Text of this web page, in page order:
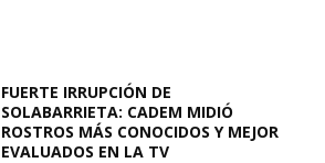
FUERTE IRRUPCIÓN DE
SOLABARRIETA: CADEM MIDIÓ
ROSTROS MÁS CONOCIDOS Y MEJOR
EVALUADOS EN LA TV